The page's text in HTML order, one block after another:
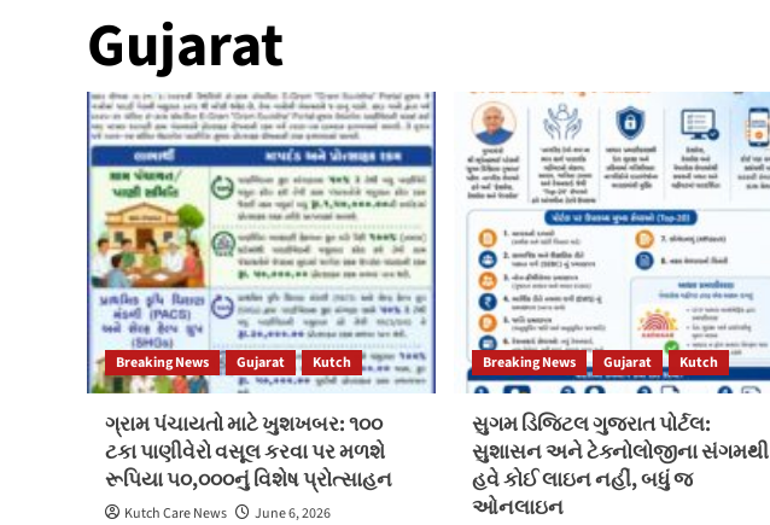
Gujarat
Breaking News Gujarat Kutch
ગ્રામ પંચાયતો માટે ખુશખબર: ૧૦૦
ટકા પાણીવેરો વસૂલ કરવા પર મળશે
રૂપિયા ૫૦,૦૦૦નું વિશેષ પ્રોત્સાહન
Kutch Care News
June 6, 2026
Breaking News Gujarat Kutch
સુગમ ડિજિટલ ગુજરાત પોર્ટલ:
સુશાસન અને ટેક્નોલોજીના સંગમથી
હવે કોઈ લાઇન નહીં, બધું જ
ઓનલાઇન